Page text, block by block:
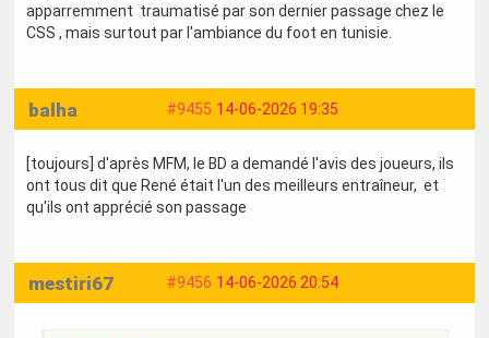
apparremment traumatisé par son dernier passage chez le
CSS , mais surtout par l'ambiance du foot en tunisie.
#9455 14-06-2026 19:35
balha
[toujours] d'après MFM, le BD a demandé l'avis des joueurs, ils
ont tous dit que René était l'un des meilleurs entraîneur, et
qu'ils ont apprécié son passage
#9456 14-06-2026 20:54
mestiri67